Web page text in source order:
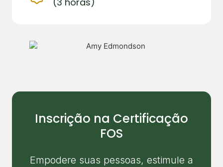
Inscrição na Certificação
FOS
Empodere suas pessoas, estimule a